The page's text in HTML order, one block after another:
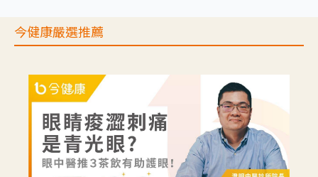
今健康嚴選推薦